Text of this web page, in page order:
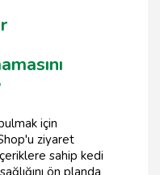
için
ziyaret
sahip kedi
ön planda